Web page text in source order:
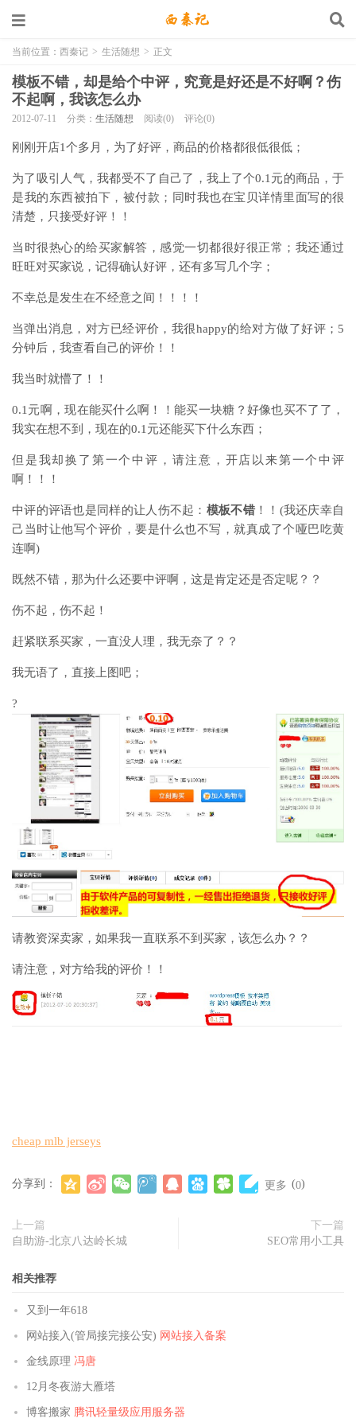
当前位置： 西秦记 > 生活随想 > 正文
模板不错，却是给个中评，究竟是好还是不好啊？伤
不起啊，我该怎么办
2012-07-11 分类： 生活随想 阅读(0) 评论(0)
刚刚开店1个多月，为了好评，商品的价格都很低很低；
为了吸引人气，我都受不了自己了，我上了个0.1元的商品，于
是我的东西被拍下，被付款；同时我也在宝贝详情里面写的很
清楚，只接受好评！！
当时很热心的给买家解答，感觉一切都很好很正常；我还通过
旺旺对买家说，记得确认好评，还有多写几个字；
不幸总是发生在不经意之间！！！！
当弹出消息，对方已经评价，我很happy的给对方做了好评；5
分钟后，我查看自己的评价！！
我当时就懵了！！
0.1元啊，现在能买什么啊！！能买一块糖？好像也买不了了，
我实在想不到，现在的0.1元还能买下什么东西；
但是我却换了第一个中评，请注意，开店以来第一个中评
啊！！！
中评的评语也是同样的让人伤不起： 模板不错！！(我还庆幸自
己当时让他写个评价，要是什么也不写，就真成了个哑巴吃黄
连啊)
既然不错，那为什么还要中评啊，这是肯定还是否定呢？？
伤不起，伤不起！
赶紧联系买家，一直没人理，我无奈了？？
我无语了，直接上图吧；
?
请教资深卖家，如果我一直联系不到买家，该怎么办？？
请注意，对方给我的评价！！
cheap mlb jerseys
分享到： 更多 (0)
上一篇
自助游-北京八达岭长城
下一篇
SEO常用小工具
相关推荐
又到一年618
网站接入(管局接完接公安) 网站接入备案
金线原理 冯唐
12月冬夜游大雁塔
博客搬家 腾讯轻量级应用服务器